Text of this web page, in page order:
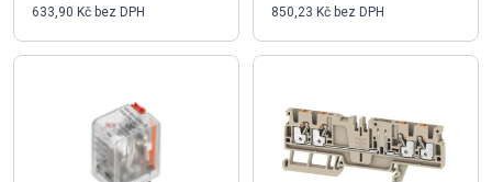
633,90 Kč bez DPH 850,23 Kč bez DPH